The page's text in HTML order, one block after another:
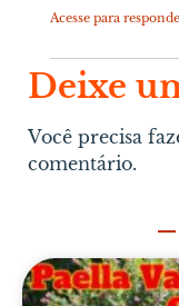
Acesse para
Deixe
Você precisa
comentário.